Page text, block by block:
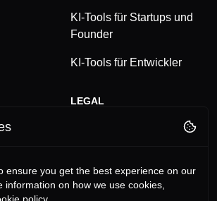
KI-Tools für Startups und
Founder
KI-Tools für Entwickler
LEGAL
Imprint
ensure you get the best experience on our
information on how we use cookies,